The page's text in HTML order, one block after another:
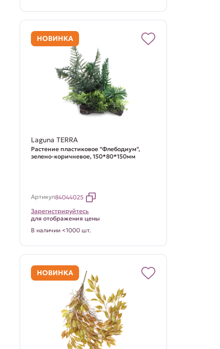
НОВИНКА
Laguna TERRA
Растение пластиковое "Флебодиум",
зелено-коричневое, 150*80*150мм
Артикул84044025
Зарегистрируйтесь
для отображения цены
В наличии <1000 шт.
НОВИНКА